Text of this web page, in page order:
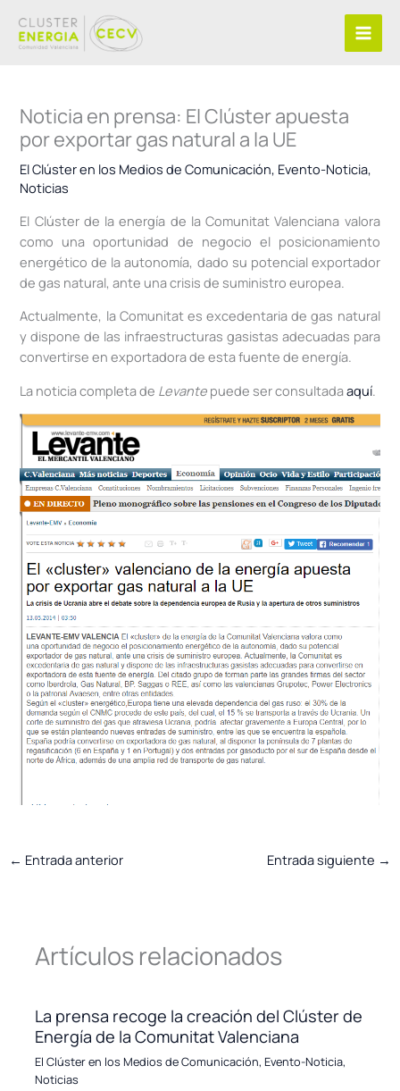
contenido
Noticia en prensa: El Clúster apuesta
por exportar gas natural a la UE
El Clúster en los Medios de Comunicación, Evento-Noticia,
Noticias
El Clúster de la energía de la Comunitat Valenciana valora
como una oportunidad de negocio el posicionamiento
energético de la autonomía, dado su potencial exportador
de gas natural, ante una crisis de suministro europea.
Actualmente, la Comunitat es excedentaria de gas natural
y dispone de las infraestructuras gasistas adecuadas para
convertirse en exportadora de esta fuente de energía.
La noticia completa de Levante puede ser consultadaaquí.
← Entrada anterior Entrada siguiente →
Artículos relacionados
La prensa recoge la creación del Clúster de
Energía de la Comunitat Valenciana
El Clúster en los Medios de Comunicación,Evento-Noticia,
Noticias